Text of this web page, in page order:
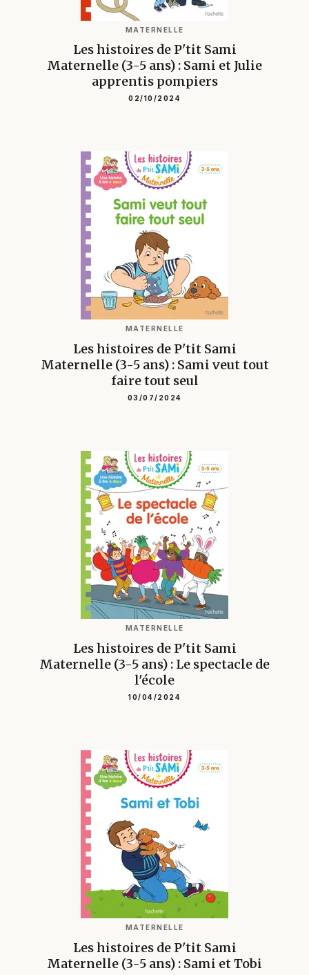
MATERNELLE
Les histoires de P'tit Sami
Maternelle (3-5 ans) : Sami et Julie
apprentis pompiers
02/10/2024
MATERNELLE
Les histoires de P'tit Sami
Maternelle (3-5 ans) : Sami veut tout
faire tout seul
03/07/2024
MATERNELLE
Les histoires de P'tit Sami
Maternelle (3-5 ans) : Le spectacle de
l'école
10/04/2024
MATERNELLE
Les histoires de P'tit Sami
Maternelle (3-5 ans) : Sami et Tobi